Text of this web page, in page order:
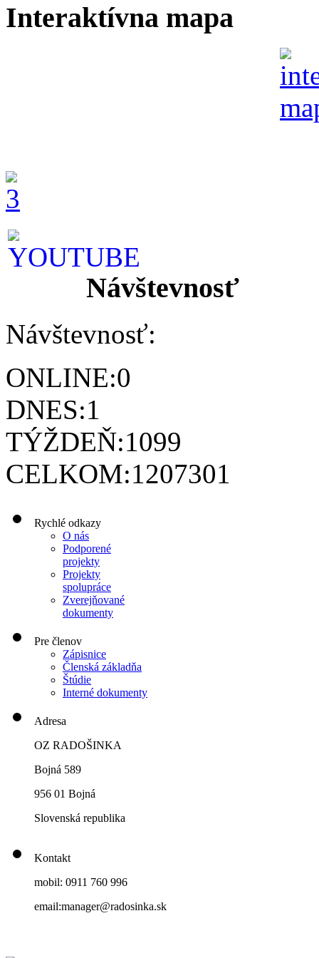
Interaktívna mapa
Návštevnosť
Návštevnosť:
ONLINE:0
DNES:1
TÝŽDEŇ:1099
CELKOM:1207301
Rychlé odkazy
O nás
Podporené
projekty
Projekty
spolupráce
Zverejňované
dokumenty
Pre členov
Zápisnice
Členská základňa
Štúdie
Interné dokumenty
Adresa
OZ RADOŠINKA
Bojná 589
956 01 Bojná
Slovenská republika
Kontakt
mobil: 0911 760 996
email:manager@radosinka.sk